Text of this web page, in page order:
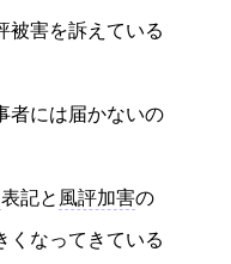
被害を訴えている
者には届かないの
表記と 風評加害の
くなってきている